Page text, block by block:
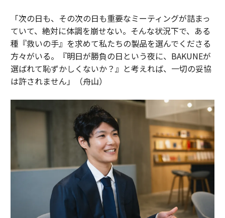
「次の日も、その次の日も重要なミーティングが詰まっ
ていて、絶対に体調を崩せない。そんな状況下で、ある
種『救いの手』を求めて私たちの製品を選んでくださる
方々がいる。『明日が勝負の日という夜に、BAKUNEが
選ばれて恥ずかしくないか？』と考えれば、一切の妥協
は許されません」（舟山）